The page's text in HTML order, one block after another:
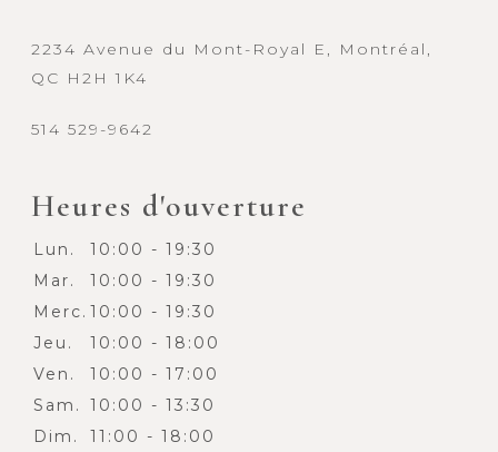
2234 Avenue du Mont-Royal E, Montréal,
QC H2H 1K4
514 529-9642
Heures d'ouverture
Lun.
10:00 - 19:30
Mar.
10:00 - 19:30
Merc. 10:00 - 19:30
Jeu.
10:00 - 18:00
Ven.
10:00 - 17:00
Sam.
10:00 - 13:30
Dim.
11:00 - 18:00